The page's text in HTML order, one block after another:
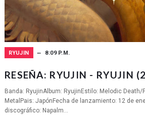
RYUJIN 8:09 P.M.
RESEÑA: RYUJIN - RYUJIN
Banda: RyujinAlbum: RyujinEstilo: Melodic Death/
MetalPais: JapónFecha de lanzamiento: 12 de
discográfico: Napalm...